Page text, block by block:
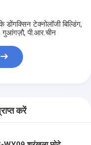
टेक्नोलॉजी बिल्डिंग,
पी.आर.चीन
करें